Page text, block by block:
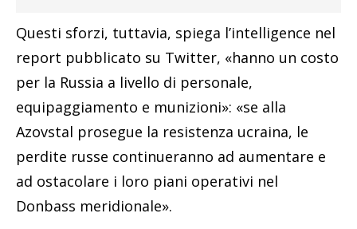
Questi sforzi, tuttavia, spiega l’intelligence nel
report pubblicato su Twitter, «hanno un costo
per la Russia a livello di personale,
equipaggiamento e munizioni»: «se alla
Azovstal prosegue la resistenza ucraina, le
perdite russe continueranno ad aumentare e
ad ostacolare i loro piani operativi nel
Donbass meridionale».